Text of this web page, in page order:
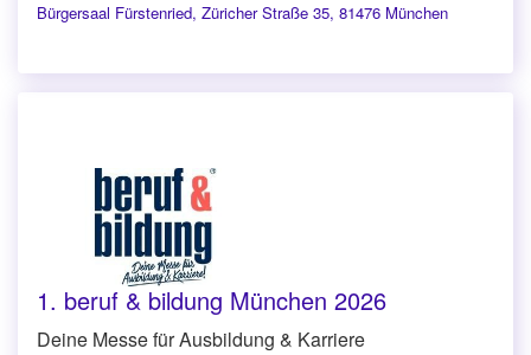
Bürgersaal Fürstenried, Züricher Straße 35, 81476 München
1. beruf & bildung München 2026
Deine Messe für Ausbildung & Karriere